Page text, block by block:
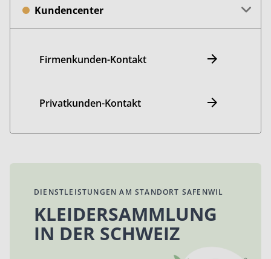
Kundencenter
Firmenkunden-Kontakt
Privatkunden-Kontakt
DIENSTLEISTUNGEN AM STANDORT SAFENWIL
KLEIDERSAMMLUNG
IN DER SCHWEIZ